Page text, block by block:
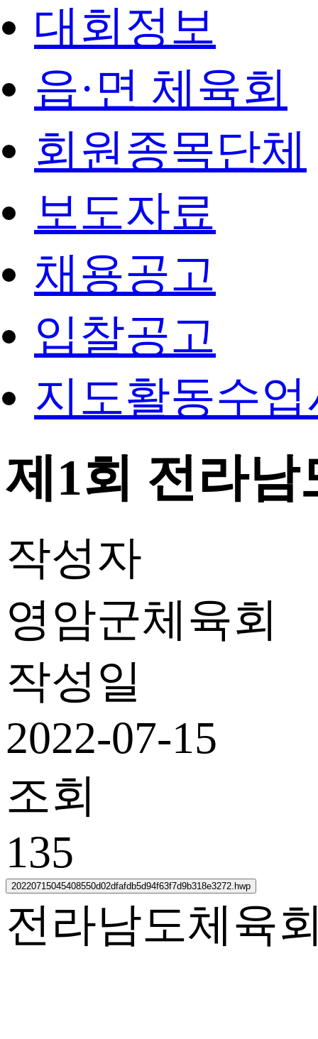
대회정보
읍·면 체육회
회원종목단체
보도자료
채용공고
입찰공고
지도활동수
제1회 전라
작성자
영암군체육회
작성일
2022-07-15
조회
135
20220715045408550d02dfafdb5d94f63f7d9b318e3272.hwp
전라남도체육